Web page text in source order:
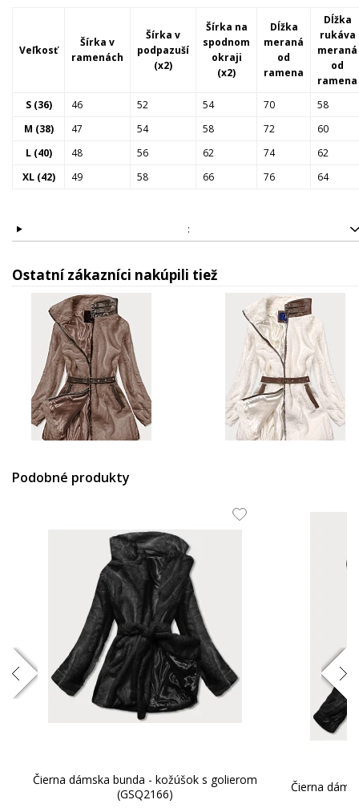
Veľkosť
Šírka v
ramenách
Šírka v
podpazuší
(x2)
Šírka na
spodnom
okraji
(x2)
Dĺžka
meraná
od
ramena
Dĺžka
rukáva
meraná
od
ramena
S (36)
46 52 54 70
58
M (38)
47 54 58 72
60
L (40)
48 56 62 74
62
XL (42)
49 58 66 76 64
:
Ostatní zákazníci nakúpili tiež
Podobné produkty
Čierna dámska bunda - kožúšok s golierom
(GSQ2166)
Čierna